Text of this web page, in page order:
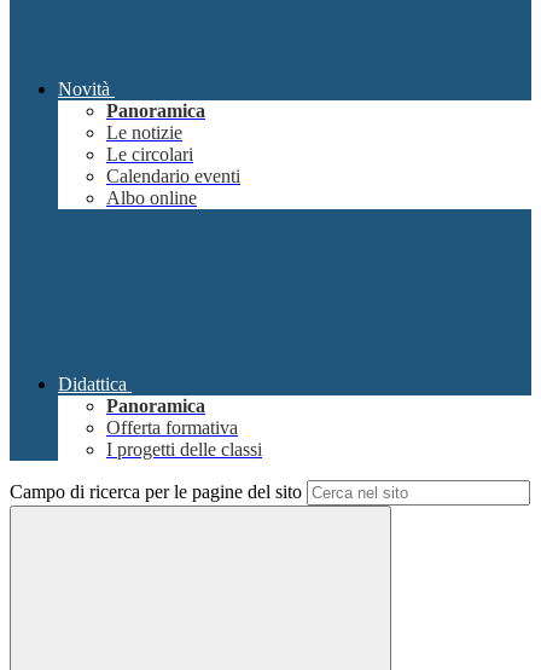
Novità
Panoramica
Le notizie
Le circolari
Calendario eventi
Albo online
Didattica
Panoramica
Offerta formativa
I progetti delle classi
Campo di ricerca per le pagine del sito